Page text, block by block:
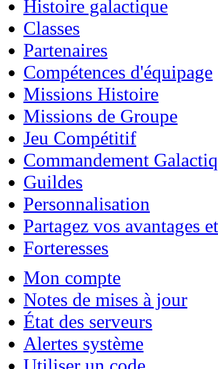
Histoire galactique
Classes
Partenaires
Compétences d'équipage
Missions Histoire
Missions de Groupe
Jeu Compétitif
Commandement
Guildes
Personnalisation
Partagez vos avantages
Forteresses
Mon compte
Notes de mises à jour
État des serveurs
Alertes système